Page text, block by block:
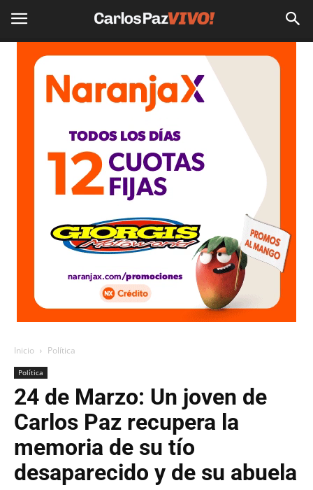
Inicio Política
Política
24 de Marzo: Un joven de
Carlos Paz recupera la
memoria de su tío
desaparecido y de su abuela